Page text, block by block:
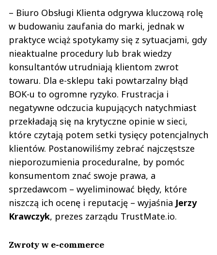
– Biuro Obsługi Klienta odgrywa kluczową rolę
w budowaniu zaufania do marki, jednak w
praktyce wciąż spotykamy się z sytuacjami, gdy
nieaktualne procedury lub brak wiedzy
konsultantów utrudniają klientom zwrot
towaru. Dla e-sklepu taki powtarzalny błąd
BOK-u to ogromne ryzyko. Frustracja i
negatywne odczucia kupujących natychmiast
przekładają się na krytyczne opinie w sieci,
które czytają potem setki tysięcy potencjalnych
klientów. Postanowiliśmy zebrać najczęstsze
nieporozumienia proceduralne, by pomóc
konsumentom znać swoje prawa, a
sprzedawcom – wyeliminować błędy, które
niszczą ich ocenę i reputację – wyjaśnia Jerzy
Krawczyk, prezes zarządu TrustMate.io.
Zwroty w e-commerce